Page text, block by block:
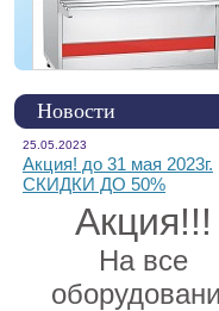
Новости
25.05.2023
Акция! до 31 мая 2023г.
СКИДКИ ДО 50%
Акция!!!
На все